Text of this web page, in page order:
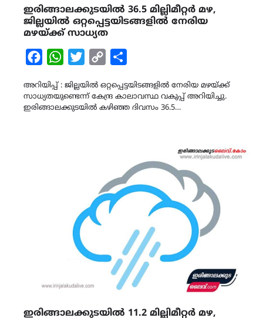
ഇരിങ്ങാലക്കുടയിൽ 36.5 മില്ലിമീറ്റർ മഴ,
ജില്ലയിൽ ഒറ്റപ്പെട്ടയിടങ്ങളിൽ നേരിയ
മഴയ്ക്ക് സാധ്യത
FacebookWhatsAppTwitterCopy
അറിയിപ്പ് : ജില്ലയിൽ ഒറ്റപ്പെട്ടയിടങ്ങളിൽ നേരിയ മഴയ്ക്ക്
സാധ്യതയുണ്ടെന്ന് കേന്ദ്ര കാലാവസ്ഥ വകുപ്പ് അറിയിച്ചു.
ഇരിങ്ങാലക്കുടയിൽ കഴിഞ്ഞ ദിവസം 36.5…
ഇരിങ്ങാലക്കുടയിൽ 11.2 മില്ലിമീറ്റർ മഴ,